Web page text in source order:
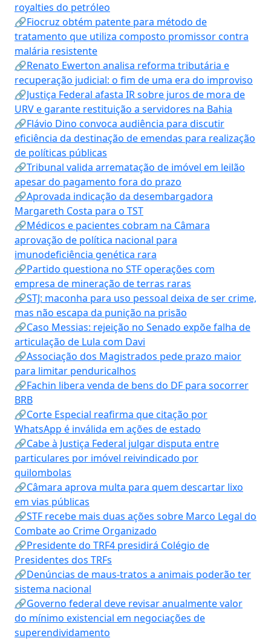
royalties do petróleo
🔗Fiocruz obtém patente para método de
tratamento que utiliza composto promissor contra
malária resistente
🔗Renato Ewerton analisa reforma tributária e
recuperação judicial: o fim de uma era do improviso
🔗Justiça Federal afasta IR sobre juros de mora de
URV e garante restituição a servidores na Bahia
🔗Flávio Dino convoca audiência para discutir
eficiência da destinação de emendas para realização
de políticas públicas
🔗Tribunal valida arrematação de imóvel em leilão
apesar do pagamento fora do prazo
🔗Aprovada indicação da desembargadora
Margareth Costa para o TST
🔗Médicos e pacientes cobram na Câmara
aprovação de política nacional para
imunodeficiência genética rara
🔗Partido questiona no STF operações com
empresa de mineração de terras raras
🔗STJ: maconha para uso pessoal deixa de ser crime,
mas não escapa da punição na prisão
🔗Caso Messias: rejeição no Senado expõe falha de
articulação de Lula com Davi
🔗Associação dos Magistrados pede prazo maior
para limitar penduricalhos
🔗Fachin libera venda de bens do DF para socorrer
BRB
🔗Corte Especial reafirma que citação por
WhatsApp é inválida em ações de estado
🔗Cabe à Justiça Federal julgar disputa entre
particulares por imóvel reivindicado por
quilombolas
🔗Câmara aprova multa para quem descartar lixo
em vias públicas
🔗STF recebe mais duas ações sobre Marco Legal do
Combate ao Crime Organizado
🔗Presidente do TRF4 presidirá Colégio de
Presidentes dos TRFs
🔗Denúncias de maus-tratos a animais poderão ter
sistema nacional
🔗Governo federal deve revisar anualmente valor
do mínimo existencial em negociações de
superendividamento